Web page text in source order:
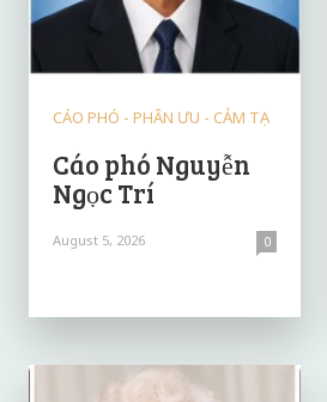
CÁO PHÓ - PHÂN ƯU - CẢM TẠ
Cáo phó Nguyễn
Ngọc Trí
August 5, 2026 0